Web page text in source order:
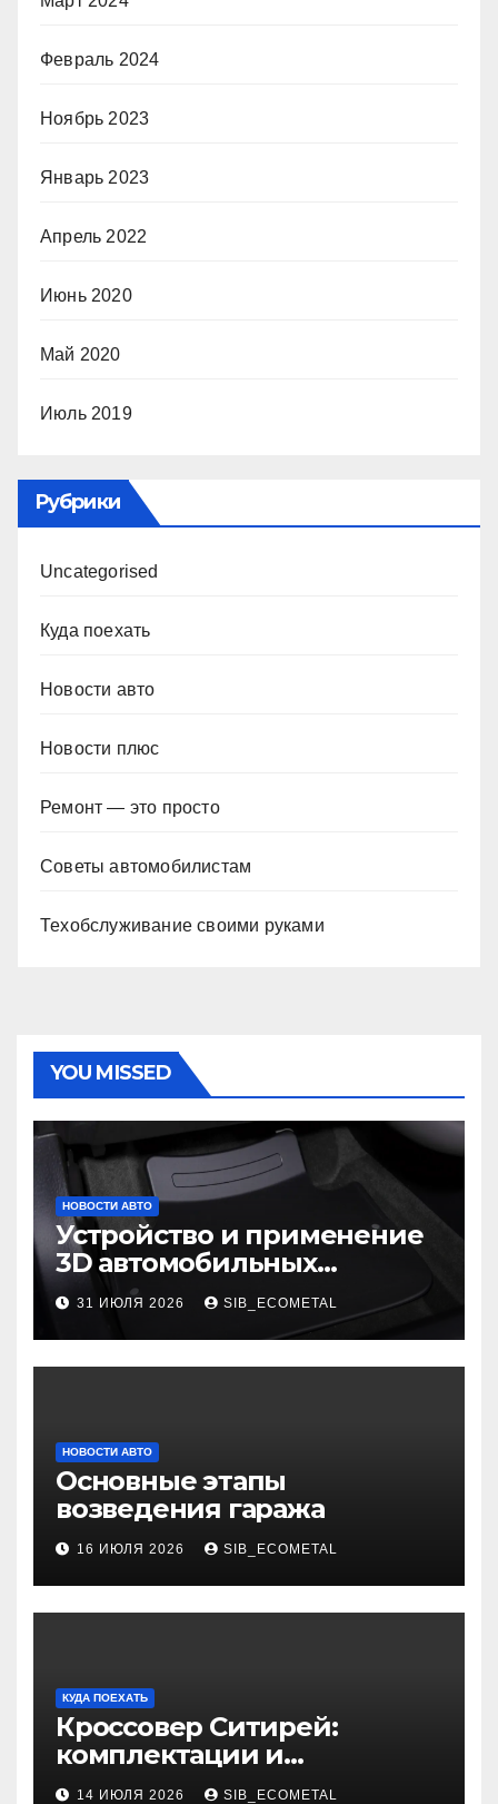
Февраль 2024
Ноябрь 2023
Январь 2023
Апрель 2022
Июнь 2020
Май 2020
Июль 2019
Рубрики
Uncategorised
Куда поехать
Новости авто
Новости плюс
Ремонт — это просто
Советы автомобилистам
Техобслуживание своими руками
YOU MISSED
НОВОСТИ АВТО
Устройство и применение
3D автомобильных
ковриков
31 ИЮЛЯ 2026 SIB_ECOMETAL
НОВОСТИ АВТО
Основные этапы
возведения гаража
16 ИЮЛЯ 2026 SIB_ECOMETAL
КУДА ПОЕХАТЬ
Кроссовер Ситирей:
комплектации и
характеристики
14 ИЮЛЯ 2026 SIB_ECOMETAL